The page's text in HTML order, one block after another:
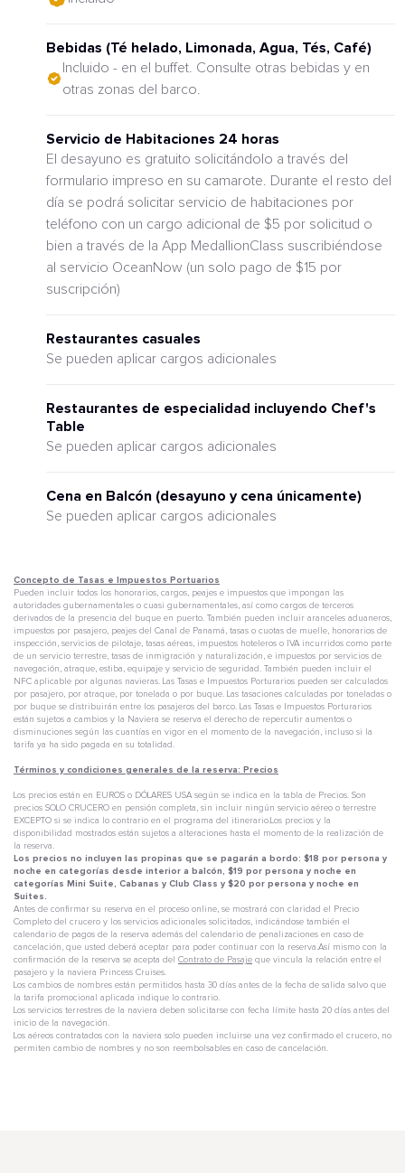
Bebidas (Té helado, Limonada, Agua, Tés, Café)
Incluido - en el buffet. Consulte otras bebidas y en
otras zonas del barco.
Servicio de Habitaciones 24 horas
El desayuno es gratuito solicitándolo a través del
formulario impreso en su camarote. Durante el resto del
día se podrá solicitar servicio de habitaciones por
teléfono con un cargo adicional de $5 por solicitud o
bien a través de la App MedallionClass suscribiéndose
al servicio OceanNow (un solo pago de $15 por
suscripción)
Restaurantes casuales
Se pueden aplicar cargos adicionales
Restaurantes de especialidad incluyendo Chef's
Table
Se pueden aplicar cargos adicionales
Cena en Balcón (desayuno y cena únicamente)
Se pueden aplicar cargos adicionales
Concepto de Tasas e Impuestos Portuarios
Pueden incluir todos los honorarios, cargos, peajes e impuestos que impongan las
autoridades gubernamentales o cuasi gubernamentales, así como cargos de terceros
derivados de la presencia del buque en puerto. También pueden incluir aranceles aduaneros,
impuestos por pasajero, peajes del Canal de Panamá, tasas o cuotas de muelle, honorarios de
inspección, servicios de pilotaje, tasas aéreas, impuestos hoteleros o IVA incurridos como parte
de un servicio terrestre, tasas de inmigración y naturalización, e impuestos por servicios de
navegación, atraque, estiba, equipaje y servicio de seguridad. También pueden incluir el
NFC aplicable por algunas navieras. Las Tasas e Impuestos Porturarios pueden ser calculados
por pasajero, por atraque, por tonelada o por buque. Las tasaciones calculadas por toneladas o
por buque se distribuirán entre los pasajeros del barco. Las Tasas e Impuestos Porturarios
están sujetos a cambios y la Naviera se reserva el derecho de repercutir aumentos o
disminuciones según las cuantías en vigor en el momento de la navegación, incluso si la
tarifa ya ha sido pagada en su totalidad.
Términos y condiciones generales de la reserva: Precios
Los precios están en EUROS o DÓLARES USA según se indica en la tabla de Precios. Son
precios SOLO CRUCERO en pensión completa, sin incluir ningún servicio aéreo o terrestre
EXCEPTO si se indica lo contrario en el programa del itinerario.Los precios y la
disponibilidad mostrados están sujetos a alteraciones hasta el momento de la realización de
la reserva.
Los precios no incluyen las propinas que se pagarán a bordo: $18 por persona y
noche en categorías desde interior a balcón, $19 por persona y noche en
categorías Mini Suite, Cabanas y Club Class y $20 por persona y noche en
Suites.
Antes de confirmar su reserva en el proceso online, se mostrará con claridad el Precio
Completo del crucero y los servicios adicionales solicitados, indicándose también el
calendario de pagos de la reserva además del calendario de penalizaciones en caso de
cancelación, que usted deberá aceptar para poder continuar con la reserva.Así mismo con la
confirmación de la reserva se acepta del Contrato de Pasaje que vincula la relación entre el
pasajero y la naviera Princess Cruises.
Los cambios de nombres están permitidos hasta 30 días antes de la fecha de salida salvo que
la tarifa promocional aplicada indique lo contrario.
Los servicios terrestres de la naviera deben solicitarse con fecha límite hasta 20 días antes del
inicio de la navegación.
Los aéreos contratados con la naviera solo pueden incluirse una vez confirmado el crucero, no
permiten cambio de nombres y no son reembolsables en caso de cancelación.